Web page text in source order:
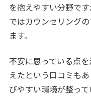
を抱えやすい分野で
ではカウンセリング
ます。
不安に思っている点
えたという口コミも
びやすい環境が整って